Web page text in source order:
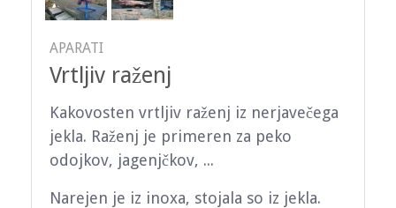
APARATI
Vrtljiv raženj
Kakovosten vrtljiv raženj iz nerjavečega
jekla. Raženj je primeren za peko
odojkov, jagenjčkov, ...
Narejen je iz inoxa, stojala so iz jekla.